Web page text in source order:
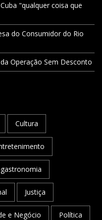
"qualquer coisa que
do Consumidor do Rio
Operação Sem Desconto
Cultura
Justiça
e Negócio Política